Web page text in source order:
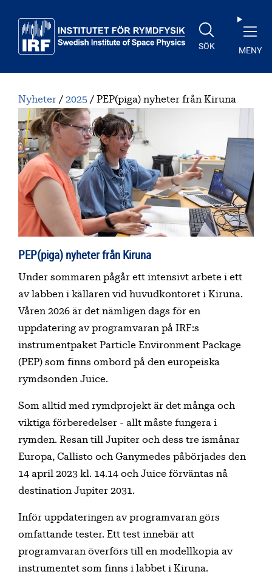
SÖK MENY
Nyheter 2025 PEP(piga) nyheter från Kiruna
PEP(piga) nyheter från Kiruna
Under sommaren pågår ett intensivt arbete i ett
av labben i källaren vid huvudkontoret i Kiruna.
Våren 2026 är det nämligen dags för en
uppdatering av programvaran på IRF:s
instrumentpaket Particle Environment Package
(PEP) som finns ombord på den europeiska
rymdsonden Juice.
Som alltid med rymdprojekt är det många och
viktiga förberedelser - allt måste fungera i
rymden. Resan till Jupiter och dess tre ismånar
Europa, Callisto och Ganymedes påbörjades den
14 april 2023 kl. 14.14 och Juice förväntas nå
destination Jupiter 2031.
Inför uppdateringen av programvaran görs
omfattande tester. Ett test innebär att
programvaran överförs till en modellkopia av
instrumentet som finns i labbet i Kiruna.